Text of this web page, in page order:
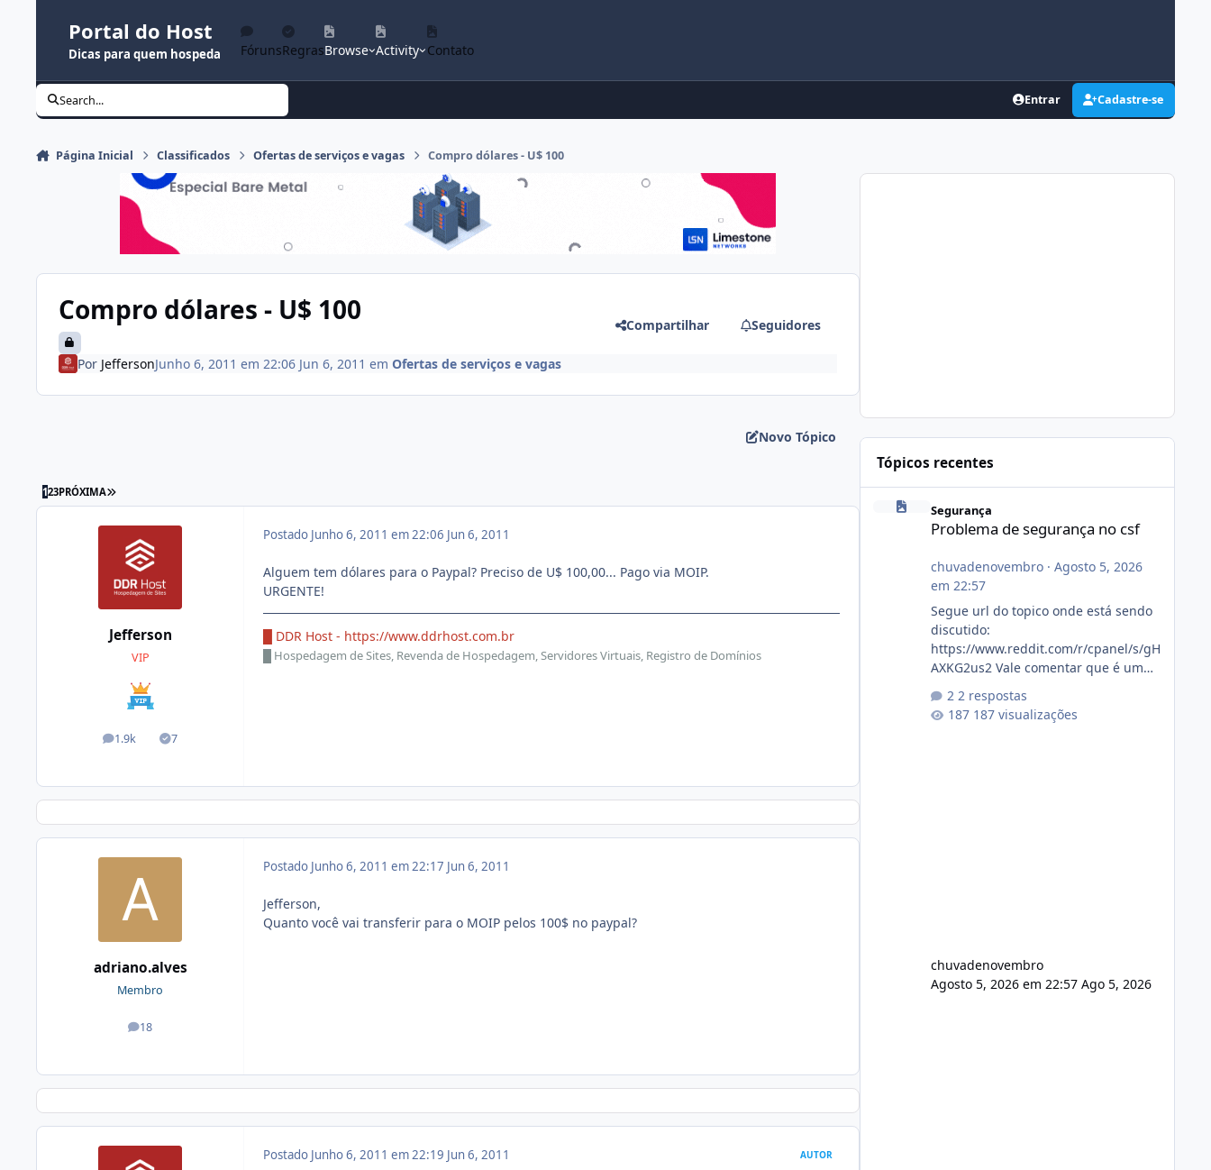
Portal do Host
Dicas para quem hospeda FórunsRegrasBrowse Activity Contato
Search... Entrar Cadastre-se
Página Inicial Classificados Ofertas de serviços e vagas Compro dólares - U$ 100
Compro dólares - U$ 100 Compartilhar Seguidores
Por JeffersonJunho 6, 2011 em 22:06 Jun 6, 2011 em Ofertas de serviços e vagas
Novo Tópico
123PRÓXIMA
Jefferson
VIP
1.9k
posts 7
Soluções
Postado Junho 6, 2011 em 22:06 Jun 6, 2011
Alguem tem dólares para o Paypal? Preciso de U$ 100,00... Pago via MOIP.
URGENTE!
█ DDR Host - https://www.ddrhost.com.br
Hospedagem de Sites, Revenda de Hospedagem, Servidores Virtuais, Registro de Domínios
adriano.alves
Membro
18
posts
Postado Junho 6, 2011 em 22:17 Jun 6, 2011
Jefferson,
Quanto você vai transferir para o MOIP pelos 100$ no paypal?
Postado Junho 6, 2011 em 22:19 Jun 6, 2011 AUTOR
Tópicos recentes
Problema de segurança no csf
Segurança
Problema de segurança no csf
chuvadenovembro· Agosto 5, 2026
em 22:57
Segue url do topico onde está sendo
discutido:
https://www.reddit.com/r/cpanel/s/gH
AXKG2us2 Vale comentar que é um
pegada no da.
2 respostas
187 visualizações
chuvadenovembro
Agosto 5, 2026 em 22:57 Ago 5, 2026